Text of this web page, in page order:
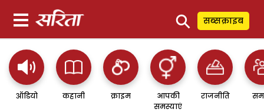
⚲ सब्सक्राइब
ऑडियो कहानी क्राइम
आपकी
समस्याएं
राजनीति